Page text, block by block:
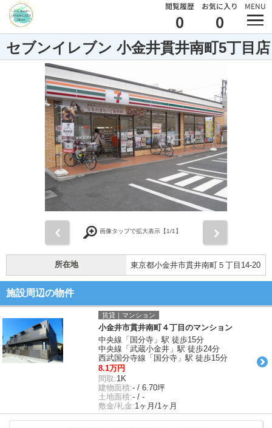
閲覧履歴
0
お気に入り
0
MENU
セブンイレブン 小金井貫井南町5丁目店
画像タップで拡大表示【1/1】
所在地 東京都小金井市貫井南町５丁目14-20
施設周辺の物件
賃貸｜マンション
小金井市貫井南町４丁目のマンション
中央線「国分寺」駅 徒歩15分
中央線「武蔵小金井」駅 徒歩24分
西武国分寺線「国分寺」駅 徒歩15分
8.1万円
間取:1K
建物面積:- / 6.70坪
土地面積:- / -
敷金/礼金:1ヶ月/1ヶ月